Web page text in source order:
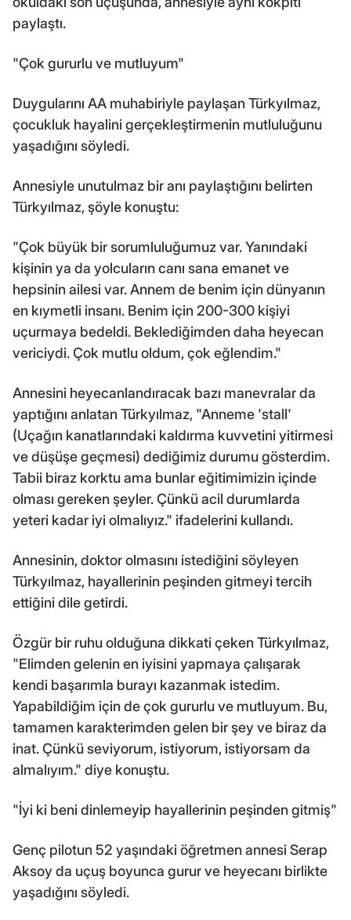
paylaştı.
"Çok gururlu ve mutluyum"
Duygularını AA muhabiriyle paylaşan Türkyılmaz,
çocukluk hayalini gerçekleştirmenin mutluluğunu
yaşadığını söyledi.
Annesiyle unutulmaz bir anı paylaştığını belirten
Türkyılmaz, şöyle konuştu:
"Çok büyük bir sorumluluğumuz var. Yanındaki
kişinin ya da yolcuların canı sana emanet ve
hepsinin ailesi var. Annem de benim için dünyanın
en kıymetli insanı. Benim için 200-300 kişiyi
uçurmaya bedeldi. Beklediğimden daha heyecan
vericiydi. Çok mutlu oldum, çok eğlendim."
Annesini heyecanlandıracak bazı manevralar da
yaptığını anlatan Türkyılmaz, "Anneme 'stall'
(Uçağın kanatlarındaki kaldırma kuvvetini yitirmesi
ve düşüşe geçmesi) dediğimiz durumu gösterdim.
Tabii biraz korktu ama bunlar eğitimimizin içinde
olması gereken şeyler. Çünkü acil durumlarda
yeteri kadar iyi olmalıyız." ifadelerini kullandı.
Annesinin, doktor olmasını istediğini söyleyen
Türkyılmaz, hayallerinin peşinden gitmeyi tercih
ettiğini dile getirdi.
Özgür bir ruhu olduğuna dikkati çeken Türkyılmaz,
"Elimden gelenin en iyisini yapmaya çalışarak
kendi başarımla burayı kazanmak istedim.
Yapabildiğim için de çok gururlu ve mutluyum. Bu,
tamamen karakterimden gelen bir şey ve biraz da
inat. Çünkü seviyorum, istiyorum, istiyorsam da
almalıyım." diye konuştu.
"İyi ki beni dinlemeyip hayallerinin peşinden gitmiş"
Genç pilotun 52 yaşındaki öğretmen annesi Serap
Aksoy da uçuş boyunca gurur ve heyecanı birlikte
yaşadığını söyledi.